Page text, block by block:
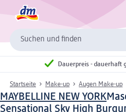
Suchen und finden
Dauerpreis - dauerhaft
Startseite Make-up Augen Make-up
MAYBELLINE NEW YORK
Sensational Sky High